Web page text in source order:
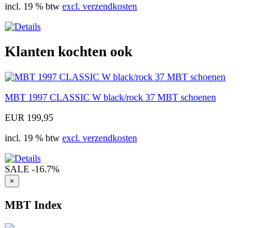
incl. 19 % btw excl. verzendkosten
Klanten kochten ook
MBT 1997 CLASSIC W black/rock 37 MBT schoenen
EUR 199,95
incl. 19 % btw excl. verzendkosten
SALE -16.7%
×
MBT Index